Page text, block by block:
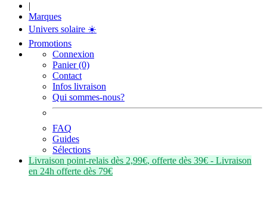
|
Marques
Univers solaire ☀️
Promotions
Connexion
Panier (0)
Contact
Infos livraison
Qui sommes-nous?
FAQ
Guides
Sélections
Livraison point-relais dès 2,99€, offerte dès 39€ - Livraison
en 24h offerte dès 79€